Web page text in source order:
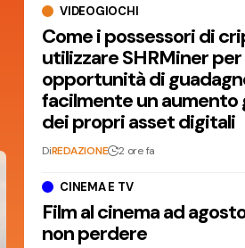
VIDEOGIOCHI
Come i possessori di
utilizzare SHRMiner
opportunità di
facilmente un aumento
dei propri asset digitali
DiREDAZIONE 2 ore fa
CINEMA E TV
Film al cinema ad
non perdere